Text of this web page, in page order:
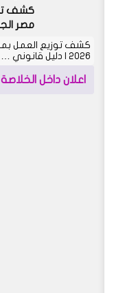
كشف
مصر
كشف توزيع العمل
2026 | دليل قانوني …
اعلان داخل الخلاصة